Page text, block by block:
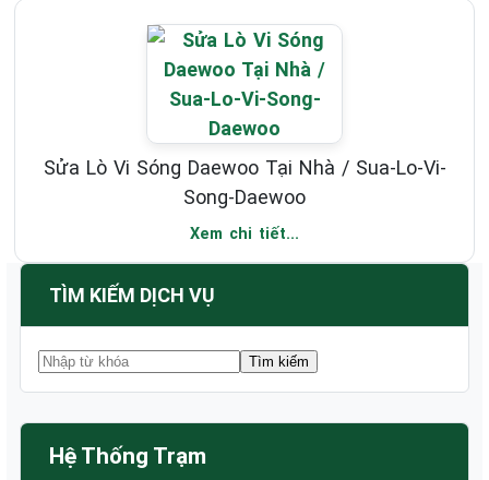
Sửa Lò Vi Sóng Daewoo Tại Nhà / Sua-Lo-Vi-
Song-Daewoo
Xem chi tiết...
TÌM KIẾM DỊCH VỤ
Hệ Thống Trạm